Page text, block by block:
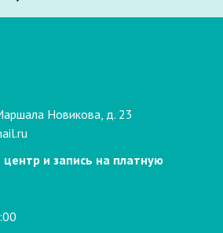
Новикова, д. 23
и запись на платную